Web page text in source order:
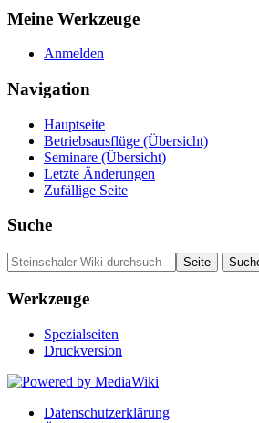
Meine Werkzeuge
Anmelden
Navigation
Hauptseite
Betriebsausflüge (Übersicht)
Seminare (Übersicht)
Letzte Änderungen
Zufällige Seite
Suche
Werkzeuge
Spezialseiten
Druckversion
Datenschutzerklärung